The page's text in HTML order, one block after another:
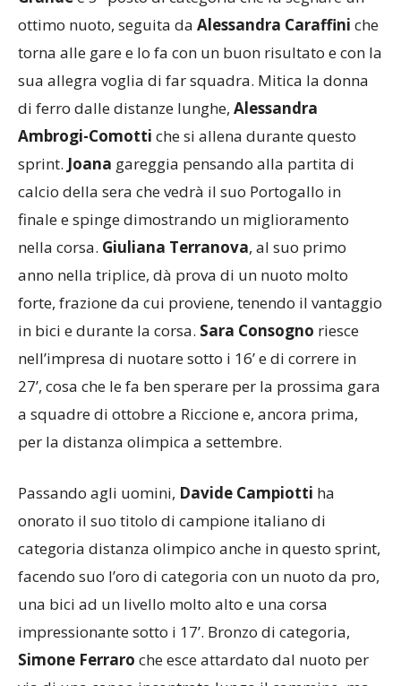
e 5° posto di categoria che fa segnare un
ottimo nuoto, seguita da
torna alle gare e lo fa con un buon risultato e con la
sua allegra voglia di far squadra. Mitica la donna
di ferro dalle distanze lunghe,
Ambrogi-Comotti
che si allena durante questo
sprint.Joana
gareggia pensando alla partita di
calcio della sera che vedrà il suo Portogallo in
finale e spinge dimostrando un miglioramento
, al suo primo
anno nella triplice, dà prova di un nuoto molto
forte, frazione da cui proviene, tenendo il vantaggio
Sara Consogno
nell’impresa di nuotare sotto i 16’ e di correre in
27’, cosa che le fa ben sperare per la prossima gara
a squadre di ottobre a Riccione e, ancora prima,
per la distanza olimpica a settembre.
Passando agli uomini, Davide Campiotti
onorato il suo titolo di campione italiano di
categoria distanza olimpico anche in questo sprint,
facendo suo l’oro di categoria con un nuoto da pro,
impressionante sotto i 17’. Bronzo di categoria,
che esce attardato dal nuoto per